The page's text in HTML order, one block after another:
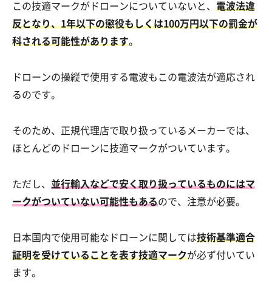
この技適マークがドローンについていないと、 電波法違
反となり、1年以下の懲役もしくは100万円以下の罰金が
科される可能性があります。
ドローンの操縦で使用する電波もこの電波法が適応され
るのです。
そのため、正規代理店で取り扱っているメーカーでは、
ほとんどのドローンに技適マークがついています。
ただし、 並行輸入などで安く取り扱っているものにはマ
ークがついていない可能性もあるので、注意が必要。
日本国内で使用可能なドローンに関しては技術基準適合
証明を受けていることを表す技適マークが必ず付いてい
ます。